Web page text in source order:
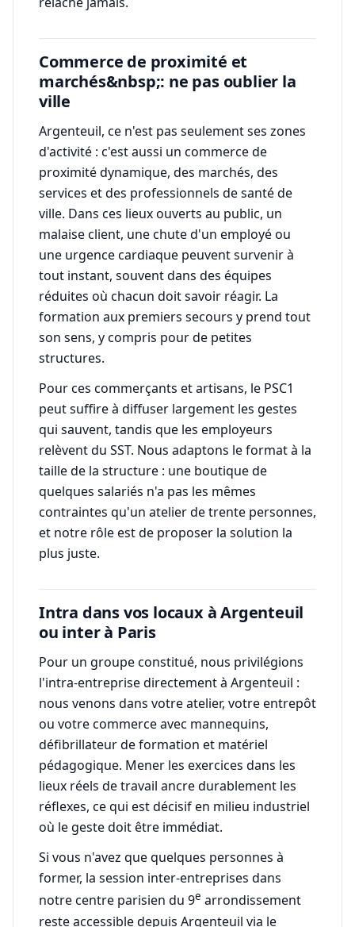
Commerce de proximité et
marchés&nbsp;: ne pas oublier la
ville
Argenteuil, ce n'est pas seulement ses zones
d'activité : c'est aussi un commerce de
proximité dynamique, des marchés, des
services et des professionnels de santé de
ville. Dans ces lieux ouverts au public, un
malaise client, une chute d'un employé ou
une urgence cardiaque peuvent survenir à
tout instant, souvent dans des équipes
réduites où chacun doit savoir réagir. La
formation aux premiers secours y prend tout
son sens, y compris pour de petites
structures.
Pour ces commerçants et artisans, le PSC1
peut suffire à diffuser largement les gestes
qui sauvent, tandis que les employeurs
relèvent du SST. Nous adaptons le format à la
taille de la structure : une boutique de
quelques salariés n'a pas les mêmes
contraintes qu'un atelier de trente personnes,
et notre rôle est de proposer la solution la
plus juste.
Intra dans vos locaux à Argenteuil
ou inter à Paris
Pour un groupe constitué, nous privilégions
l'intra-entreprise directement à Argenteuil :
nous venons dans votre atelier, votre entrepôt
ou votre commerce avec mannequins,
défibrillateur de formation et matériel
pédagogique. Mener les exercices dans les
lieux réels de travail ancre durablement les
réflexes, ce qui est décisif en milieu industriel
où le geste doit être immédiat.
Si vous n'avez que quelques personnes à
former, la session inter-entreprises dans
notre centre parisien du 9e arrondissement
reste accessible depuis Argenteuil via le